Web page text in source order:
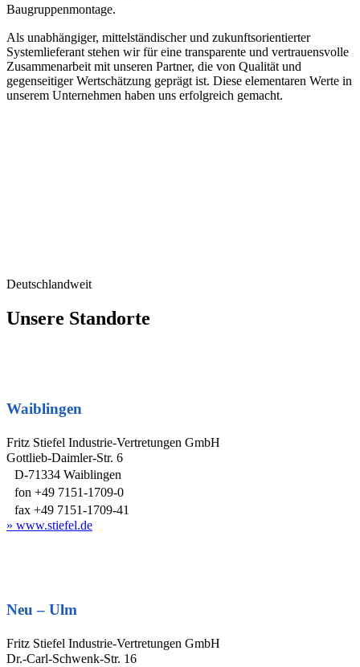
Baugruppenmontage.
Als unabhängiger, mittelständischer und zukunftsorientierter
Systemlieferant stehen wir für eine transparente und vertrauensvolle
Zusammenarbeit mit unseren Partner, die von Qualität und
gegenseitiger Wertschätzung geprägt ist. Diese elementaren Werte in
unserem Unternehmen haben uns erfolgreich gemacht.
Deutschlandweit
Unsere Standorte
Waiblingen
Fritz Stiefel Industrie-Vertretungen GmbH
Gottlieb-Daimler-Str. 6
D-71334 Waiblingen
fon +49 7151-1709-0
fax +49 7151-1709-41
» www.stiefel.de
Neu – Ulm
Fritz Stiefel Industrie-Vertretungen GmbH
Dr.-Carl-Schwenk-Str. 16